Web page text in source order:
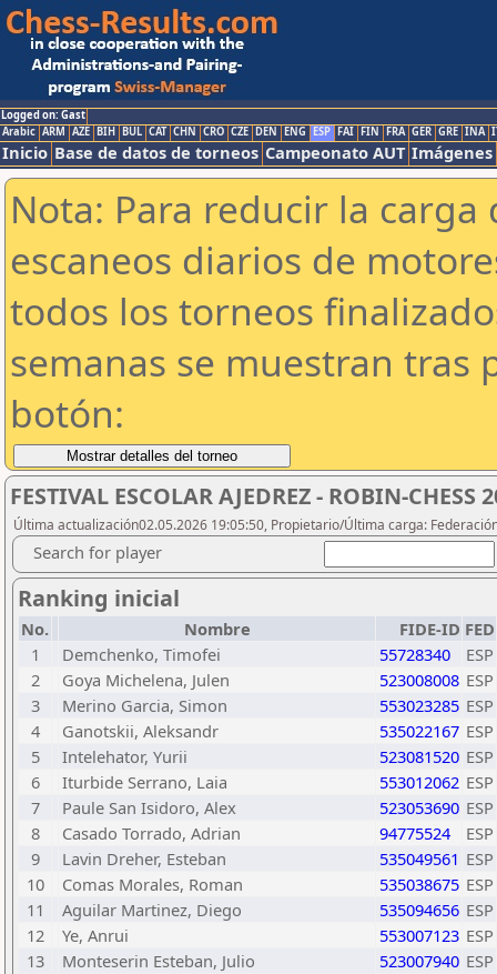
Logged on: Gast
Arabic ARM AZE BIH BUL CAT CHN CRO CZE DEN ENG ESP FAI FIN FRA GER GRE INA
Inicio Base de datos de torneos Campeonato AUT Imágenes
Nota: Para reducir la
escaneos diarios de
todos los torneos
semanas se muestran tras
botón:
FESTIVAL ESCOLAR AJEDREZ - ROBIN-CHESS
Última actualización02.05.2026 19:05:50, Propietario/Última carga:
Search for player
Ranking inicial
No. Nombre FIDE-ID FED
1
Demchenko, Timofei 55728340
ESP
2
Goya Michelena, Julen 523008008 ESP
3
Merino Garcia, Simon 553023285 ESP
4
Ganotskii, Aleksandr 535022167 ESP
5
Intelehator, Yurii 523081520 ESP
6
Iturbide Serrano, Laia 553012062 ESP
7
Paule San Isidoro, Alex 523053690 ESP
8
Casado Torrado, Adrian 94775524
ESP
9
Lavin Dreher, Esteban 535049561 ESP
10
Comas Morales, Roman 535038675 ESP
11
Aguilar Martinez, Diego 535094656 ESP
12
Ye, Anrui 553007123 ESP
13
Monteserin Esteban, Julio 523007940 ESP